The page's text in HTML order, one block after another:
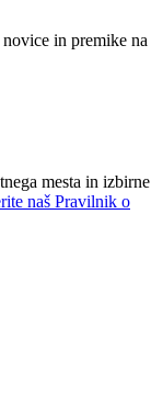
in premike na
mesta in izbirne
naš Pravilnik o